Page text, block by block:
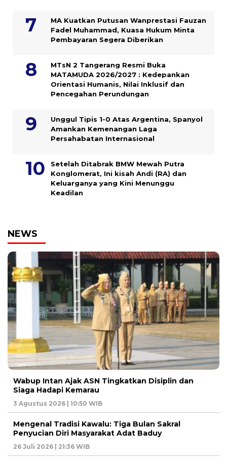
MA Kuatkan Putusan Wanprestasi Fauzan
Fadel Muhammad, Kuasa Hukum Minta
Pembayaran Segera Diberikan
MTsN 2 Tangerang Resmi Buka
MATAMUDA 2026/2027 : Kedepankan
Orientasi Humanis, Nilai Inklusif dan
Pencegahan Perundungan
Unggul Tipis 1-0 Atas Argentina, Spanyol
Amankan Kemenangan Laga
Persahabatan Internasional
Setelah Ditabrak BMW Mewah Putra
Konglomerat, Ini kisah Andi (RA) dan
Keluarganya yang Kini Menunggu
Keadilan
NEWS
Wabup Intan Ajak ASN Tingkatkan Disiplin dan
Siaga Hadapi Kemarau
3 Agustus 2026 | 10:50 WIB
Mengenal Tradisi Kawalu: Tiga Bulan Sakral
Penyucian Diri Masyarakat Adat Baduy
26 Juli 2026 | 21:36 WIB